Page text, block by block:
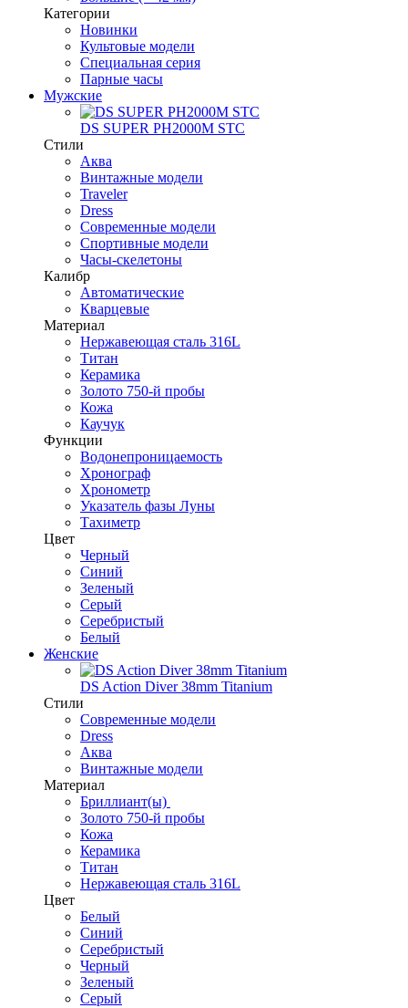
Категории
Новинки
Культовые модели
Специальная серия
Парные часы
Мужские
DS SUPER PH2000M STC
Стили
Аква
Винтажные модели
Traveler
Dress
Современные модели
Спортивные модели
Часы-скелетоны
Калибр
Автоматические
Кварцевые
Материал
Нержавеющая сталь 316L
Титан
Керамика
Золото 750-й пробы
Кожа
Каучук
Функции
Водонепроницаемость
Хронограф
Хронометр
Указатель фазы Луны
Тахиметр
Цвет
Черный
Синий
Зеленый
Серый
Серебристый
Белый
Женские
DS Action Diver 38mm Titanium
Стили
Современные модели
Dress
Аква
Винтажные модели
Материал
Бриллиант(ы)
Золото 750-й пробы
Кожа
Керамика
Титан
Нержавеющая сталь 316L
Цвет
Белый
Синий
Серебристый
Черный
Зеленый
Серый